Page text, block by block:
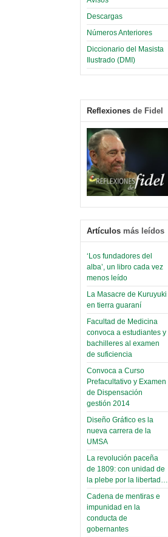
Descargas
Números Anteriores
Diccionario del Masista
Ilustrado (DMI)
Reflexiones de Fidel
Artículos más leídos
‘Los fundadores del
alba’, un libro cada vez
menos leído
La Masacre de Kuruyuki
en tierra guaraní
Facultad de Medicina
convoca a estudiantes y
bachilleres al examen
de suficiencia
Convoca a Curso
Prefacultativo y Examen
de Dispensación
gestión 2014
Diseño Gráfico es la
nueva carrera de la
UMSA
La revolución paceña
de 1809: con unidad de
la plebe por la libertad…
Cadena de mentiras e
impunidad en la
conducta de
gobernantes